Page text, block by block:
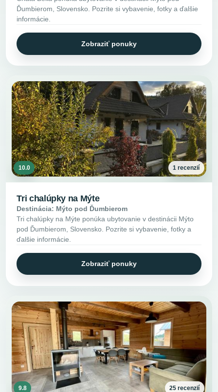
Ďumbierom, Slovensko. Pozrite si vybavenie, fotky a ďalšie
informácie.
Zobraziť ponuky
10.0 1 recenzií
Tri chalúpky na Mýte
Destinácia: Mýto pod Ďumbierom
Tri chalúpky na Mýte ponúka ubytovanie v destinácii Mýto
pod Ďumbierom, Slovensko. Pozrite si vybavenie, fotky a
ďalšie informácie.
Zobraziť ponuky
9.8 25 recenzií